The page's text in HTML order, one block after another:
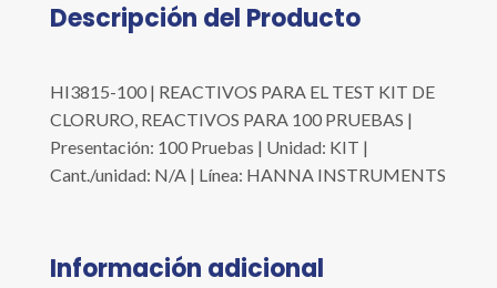
Descripción del Producto
HI3815-100 | REACTIVOS PARA EL TEST KIT DE
CLORURO, REACTIVOS PARA 100 PRUEBAS |
Presentación: 100 Pruebas | Unidad: KIT |
Cant./unidad: N/A | Línea: HANNA INSTRUMENTS
Información adicional